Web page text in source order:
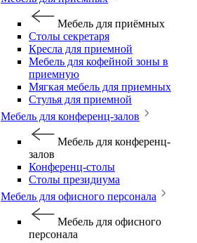
Мебель для приёмных
Столы секретаря
Кресла для приемной
Мебель для кофейной зоны в
приемную
Мягкая мебель для приемных
Стулья для приемной
Мебель для конференц-залов
Мебель для конференц-
залов
Конференц-столы
Столы президиума
Мебель для офисного персонала
Мебель для офисного
персонала